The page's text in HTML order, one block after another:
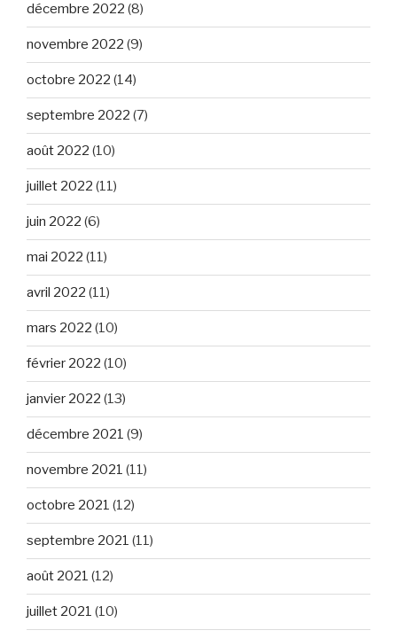
décembre 2022 (8)
novembre 2022 (9)
octobre 2022 (14)
septembre 2022 (7)
août 2022 (10)
juillet 2022 (11)
juin 2022 (6)
mai 2022 (11)
avril 2022 (11)
mars 2022 (10)
février 2022 (10)
janvier 2022 (13)
décembre 2021 (9)
novembre 2021 (11)
octobre 2021 (12)
septembre 2021 (11)
août 2021 (12)
juillet 2021 (10)